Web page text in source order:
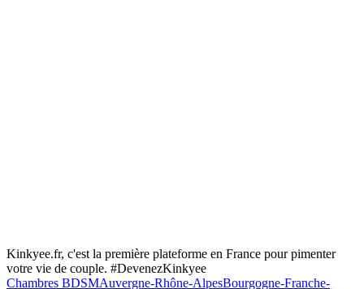
Kinkyee.fr, c'est la première plateforme en France pour pimenter
votre vie de couple. #DevenezKinkyee
Chambres BDSMAuvergne-Rhône-AlpesBourgogne-Franche-